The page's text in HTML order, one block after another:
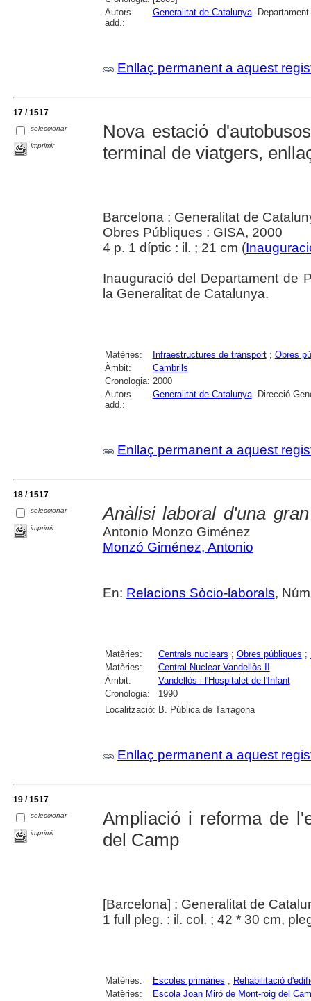
Autors
add.:
Generalitat de Catalunya.
Enllaç permanent a aquest
17 / 1517
seleccionar
imprimir
Nova estació
terminal de viatgers,
Barcelona : Generalitat de
Obres Públiques : GISA, 2000
4 p. 1 díptic : il. ; 21 cm (
Inauguració del Departament de
la Generalitat de Catalunya.
Matèries: Infraestructures de transport; Obres
Àmbit:
Cambrils
Cronologia: 2000
Autors
add.:
Generalitat de Catalunya. Direcció
Enllaç permanent a aquest
18 / 1517
seleccionar
imprimir
Anàlisi laboral d'una
Antonio Monzo Giménez
Monzó Giménez, Antonio
En: Relacions Sòcio-laborals,
Matèries: Centrals nuclears ; Obres públiques ;
Matèries:
Central Nuclear Vandellòs II
Àmbit:
Vandellòs i l'Hospitalet de l'Infant
Cronologia:
1990
Localització: B. Pública de Tarragona
Enllaç permanent a aquest
19 / 1517
seleccionar
imprimir
Ampliació i reforma de
del Camp
[Barcelona] : Generalitat de
1 full pleg. : il. col. ; 42 * 30 cm,
Matèries: Escoles primàries ; Rehabilitació
Matèries:
Escola Joan Miró de Mont-roig del